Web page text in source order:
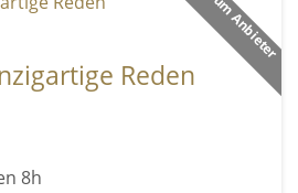
Reden
8h